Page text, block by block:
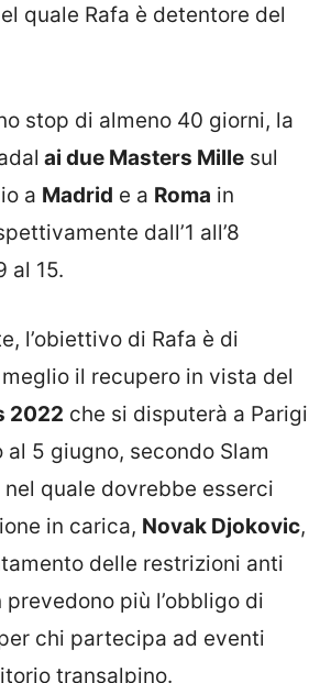
quale Rafa è detentore del
stop di almeno 40 giorni, la
ai due Masters Mille sul
a Madrid e a Roma in
dall’1 all’8
al 15.
l’obiettivo di Rafa è di
il recupero in vista del
2022 che si disputerà a Parigi
5 giugno, secondo Slam
quale dovrebbe esserci
in carica, Novak Djokovic,
delle restrizioni anti
più l’obbligo di
chi partecipa ad eventi
transalpino.